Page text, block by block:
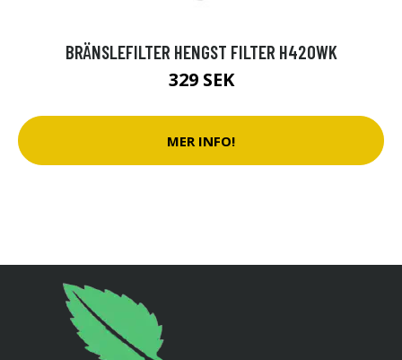
BRÄNSLEFILTER HENGST FILTER H420WK
329 SEK
MER INFO!